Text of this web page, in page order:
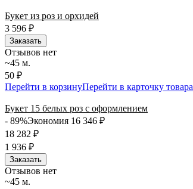
Букет из роз и орхидей
3 596 ₽
Заказать
Отзывов нет
~45 м.
50 ₽
Перейти в корзинуПерейти в карточку товара
Букет 15 белых роз с оформлением
- 89%Экономия 16 346 ₽
18 282 ₽
1 936 ₽
Заказать
Отзывов нет
~45 м.